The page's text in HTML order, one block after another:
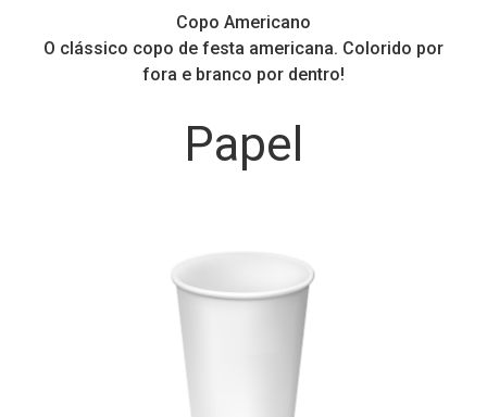
Copo Americano
O clássico copo de festa americana. Colorido por
fora e branco por dentro!
Papel